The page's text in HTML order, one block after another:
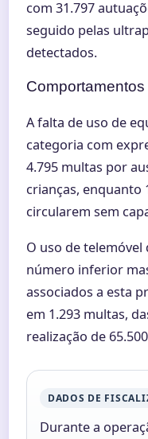
com 31.797
seguido pelas
detectados.
A falta de uso de
categoria com
4.795 multas por
crianças,
circularem sem
O uso de
número inferior
associados a esta
em 1.293 multas,
realização de
DADOS DE
Durante a